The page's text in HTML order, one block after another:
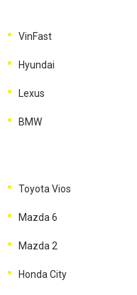
VinFast
Hyundai
Lexus
BMW
Toyota Vios
Mazda 6
Mazda 2
Honda City